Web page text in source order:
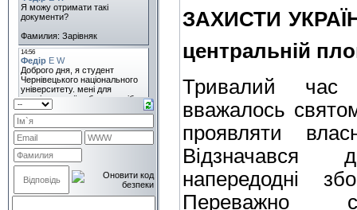
ЗАХИСТИ
центральній
Тривалий час
вважалось
проявляти
напередодні
Переважно